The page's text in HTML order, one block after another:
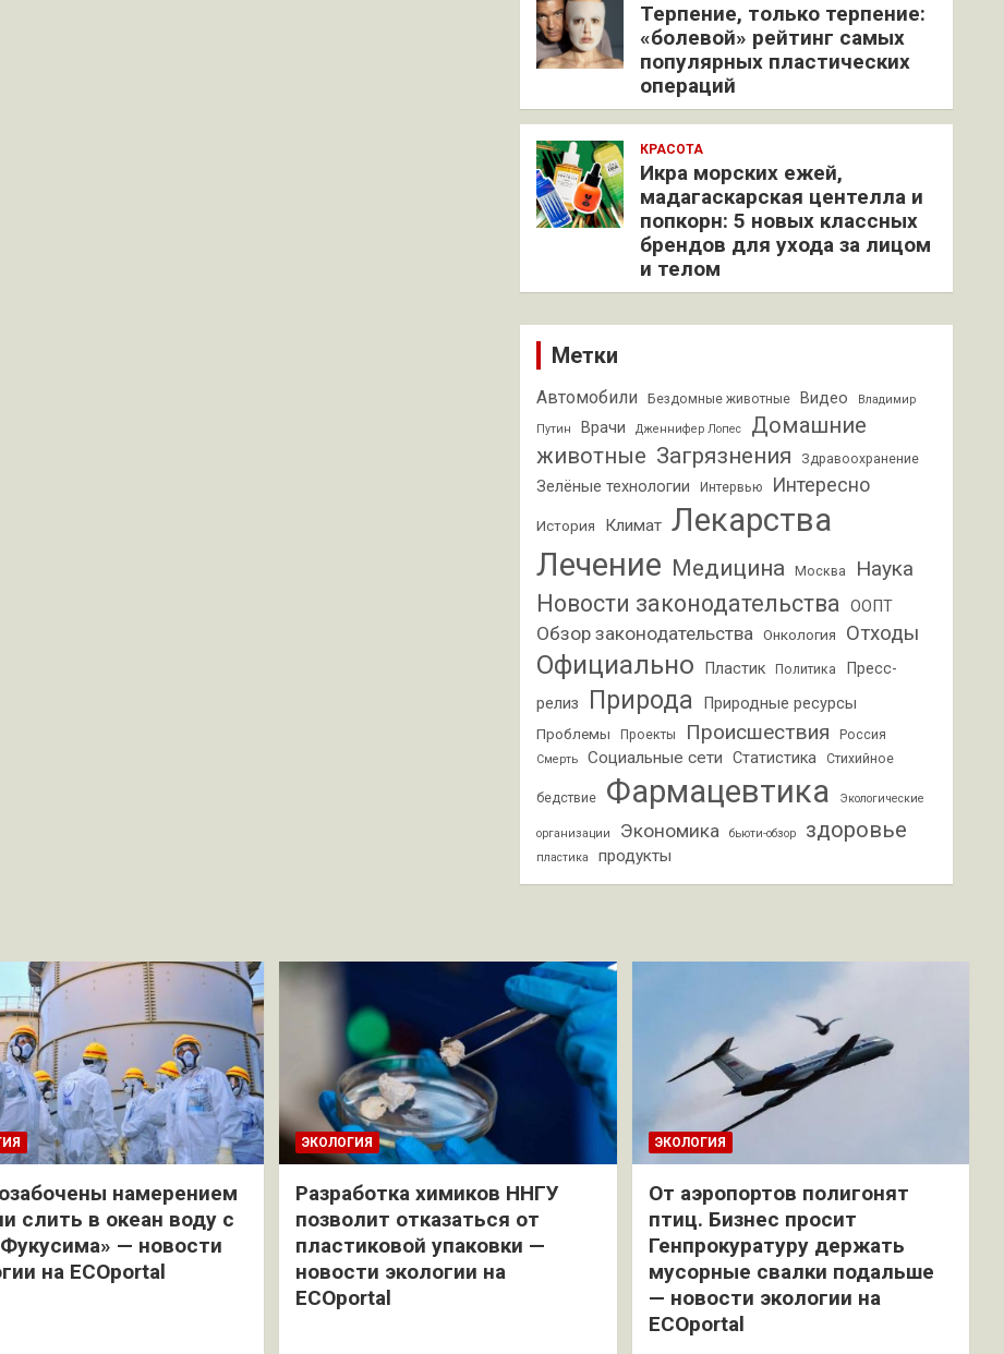
Терпение, только терпение:
«болевой» рейтинг самых
популярных пластических
операций
КРАСОТА
Икра морских ежей,
мадагаскарская центелла и
попкорн: 5 новых классных
брендов для ухода за лицом
и телом
Метки
Автомобили Бездомные животные Видео Владимир
Путин Врачи Дженнифер Лопес
Домашние
животные Загрязнения Здравоохранение
Зелёные технологии Интервью Интересно
История Климат Лекарства
Лечение Медицина Москва Наука
Новости законодательства ООПТ
Обзор законодательства Онкология Отходы
Официально Пластик Политика
Пресс-
релиз
Природа Природные ресурсы
Проблемы Проекты Происшествия Россия
Смерть Социальные сети Статистика Стихийное
бедствие Фармацевтика Экологические
организации Экономика бьюти-обзор здоровье
пластика продукты
намерением
слить в океан воду с
— новости
на ECOportal
ЭКОЛОГИЯ
Разработка химиков ННГУ
позволит отказаться от
пластиковой упаковки —
новости экологии на
ECOportal
ЭКОЛОГИЯ
От аэропортов полигонят
птиц. Бизнес просит
Генпрокуратуру держать
мусорные свалки подальше
— новости экологии на
ECOportal